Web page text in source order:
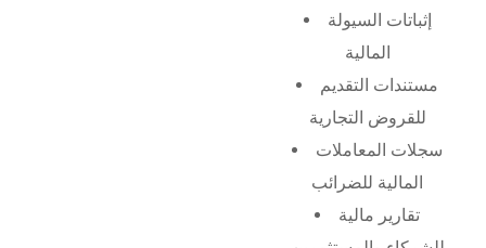
إثباتات السيولة
المالية
مستندات التقديم
للقروض التجارية
سجلات المعاملات
المالية للضرائب
تقارير مالية